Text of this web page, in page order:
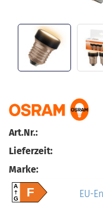
Art.Nr.:
Lieferzeit:
Marke:
A
GF EU-